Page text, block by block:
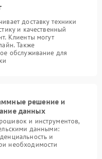
доставку техники
и качественный
Клиенты могут
Также
обслуживание для
решение и
данных
и инструментов,
данными:
и
необходимости